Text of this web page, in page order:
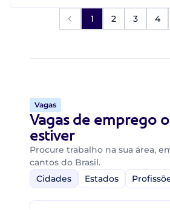
1 2 3 4
Vagas
Vagas de emprego
estiver
Procure trabalho na sua área,
cantos do Brasil.
Cidades
Estados